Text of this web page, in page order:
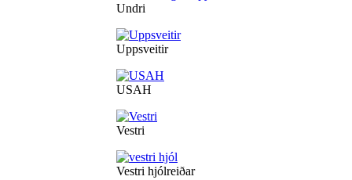
Undri
Uppsveitir
USAH
Vestri
Vestri hjólreiðar